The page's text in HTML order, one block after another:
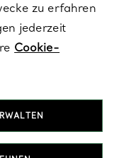
zu erfahren
jederzeit
Cookie-